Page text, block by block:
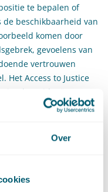
Over
te bepalen of
beschikbaarheid van
komen door
gevoelens van
vertrouwen
Het Access to Justice
ideeën en
bevorderen en stelt
Zuid-